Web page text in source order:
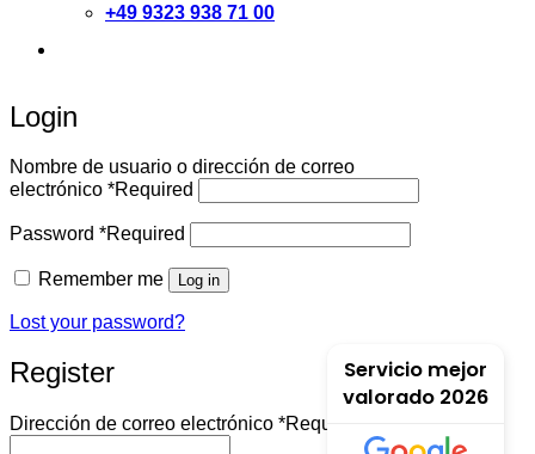
Servicio mejor
valorado 2026
+49 9323 938 71 00
Login
Nombre de usuario o dirección de correo
electrónico *Required
Password *Required
Remember me Log in
Lost your password?
Register
Dirección de correo electrónico *Required